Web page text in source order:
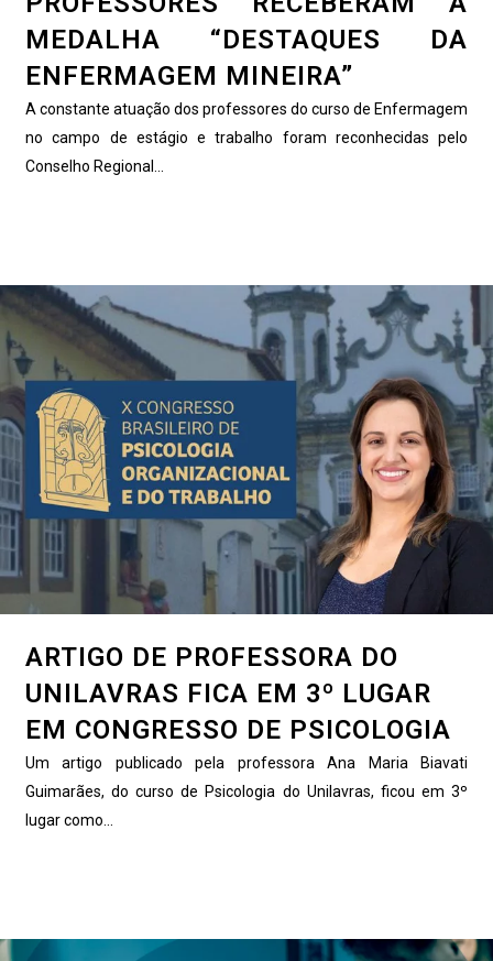
MEDALHA “DESTAQUES DA
ENFERMAGEM MINEIRA”
A constante atuação dos professores do curso de Enfermagem
no campo de estágio e trabalho foram reconhecidas pelo
Conselho Regional...
ARTIGO DE PROFESSORA DO
UNILAVRAS FICA EM 3º LUGAR
EM CONGRESSO DE PSICOLOGIA
Um artigo publicado pela professora Ana Maria Biavati
Guimarães, do curso de Psicologia do Unilavras, ficou em 3º
lugar como...